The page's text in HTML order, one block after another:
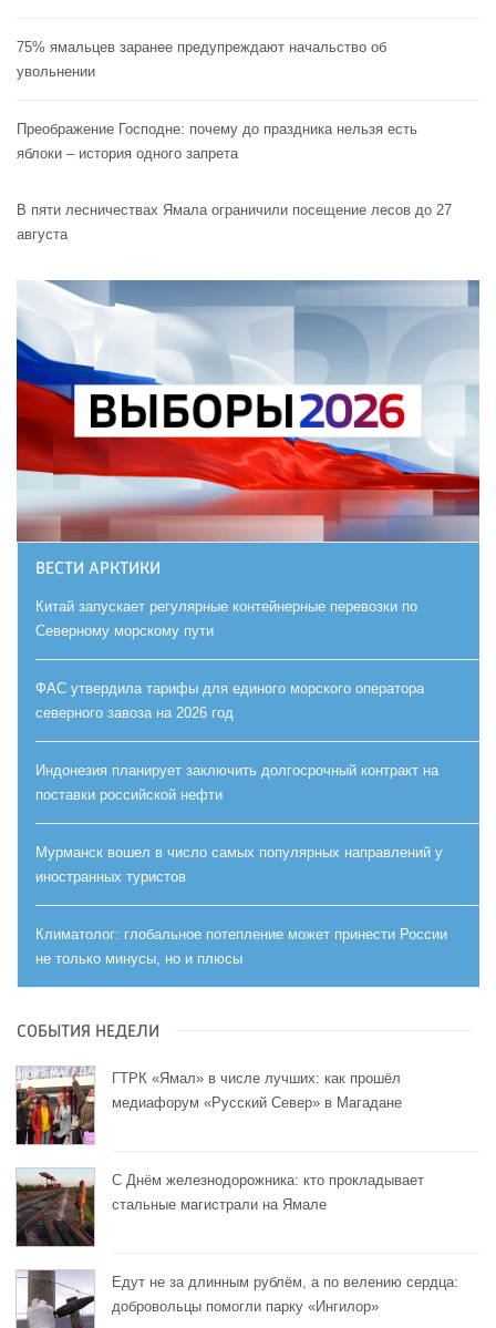
75% ямальцев заранее предупреждают начальство об
увольнении
Преображение Господне: почему до праздника нельзя есть
яблоки – история одного запрета
В пяти лесничествах Ямала ограничили посещение лесов до 27
августа
ВЕСТИ АРКТИКИ
Китай запускает регулярные контейнерные перевозки по
Северному морскому пути
ФАС утвердила тарифы для единого морского оператора
северного завоза на 2026 год
Индонезия планирует заключить долгосрочный контракт на
поставки российской нефти
Мурманск вошел в число самых популярных направлений у
иностранных туристов
Климатолог: глобальное потепление может принести России
не только минусы, но и плюсы
СОБЫТИЯ НЕДЕЛИ
ГТРК «Ямал» в числе лучших: как прошёл
медиафорум «Русский Север» в Магадане
С Днём железнодорожника: кто прокладывает
стальные магистрали на Ямале
Едут не за длинным рублём, а по велению сердца:
добровольцы помогли парку «Ингилор»